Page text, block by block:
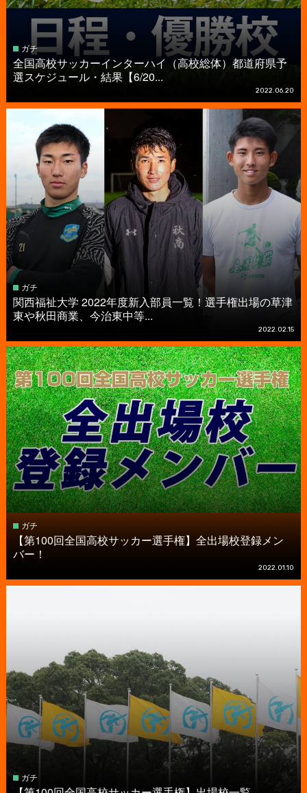
ガチ
全国高校サッカーインターハイ（高校総体）都道府県予
選スケジュール・結果【6/20...
2022.06.20
ガチ
関西福祉大学 2022年度新入部員一覧！選手権出場の草津
東や秋田商業、今治東中等...
2022.02.15
ガチ
【第100回全国高校サッカー選手権】全出場校登録メン
バー！
2022.01.10
ガチ